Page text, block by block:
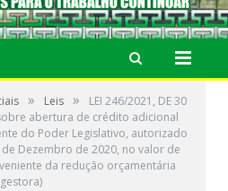
» Leis »
LEI 246/2021, DE 30
abertura de crédito adicional
do Poder Legislativo, autorizado
de Dezembro de 2020, no valor de
da redução orçamentária